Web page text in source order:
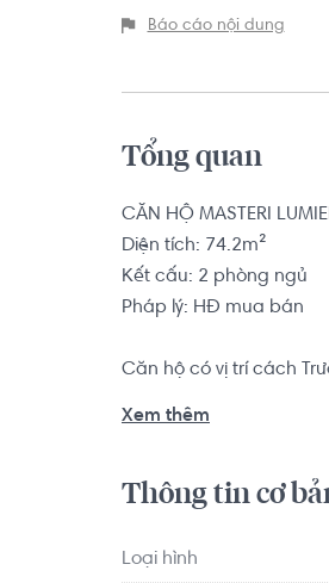
Báo cáo nội dung
Tổng quan
CĂN HỘ MASTERI
Diện tích: 74.2m²
Kết cấu: 2 phòng ngủ
Pháp lý: HĐ mua bán
Căn hộ có vị trí cách
Xem thêm
Thông tin cơ
Loại hình